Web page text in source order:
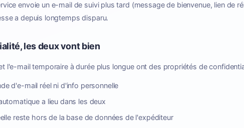
envoie un e-mail de suivi plus tard (message de bienvenue, lien de
a depuis longtemps disparu.
les deux vont bien
l'e-mail temporaire à durée plus longue ont des propriétés de
d'e-mail réel ni d'info personnelle
a lieu dans les deux
reste hors de la base de données de l'expéditeur